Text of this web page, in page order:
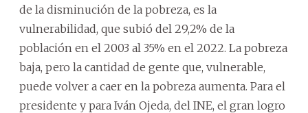
de la disminución de la pobreza, es la
vulnerabilidad, que subió del 29,2% de la
población en el 2003 al 35% en el 2022. La pobreza
baja, pero la cantidad de gente que, vulnerable,
puede volver a caer en la pobreza aumenta. Para el
presidente y para Iván Ojeda, del INE, el gran logro